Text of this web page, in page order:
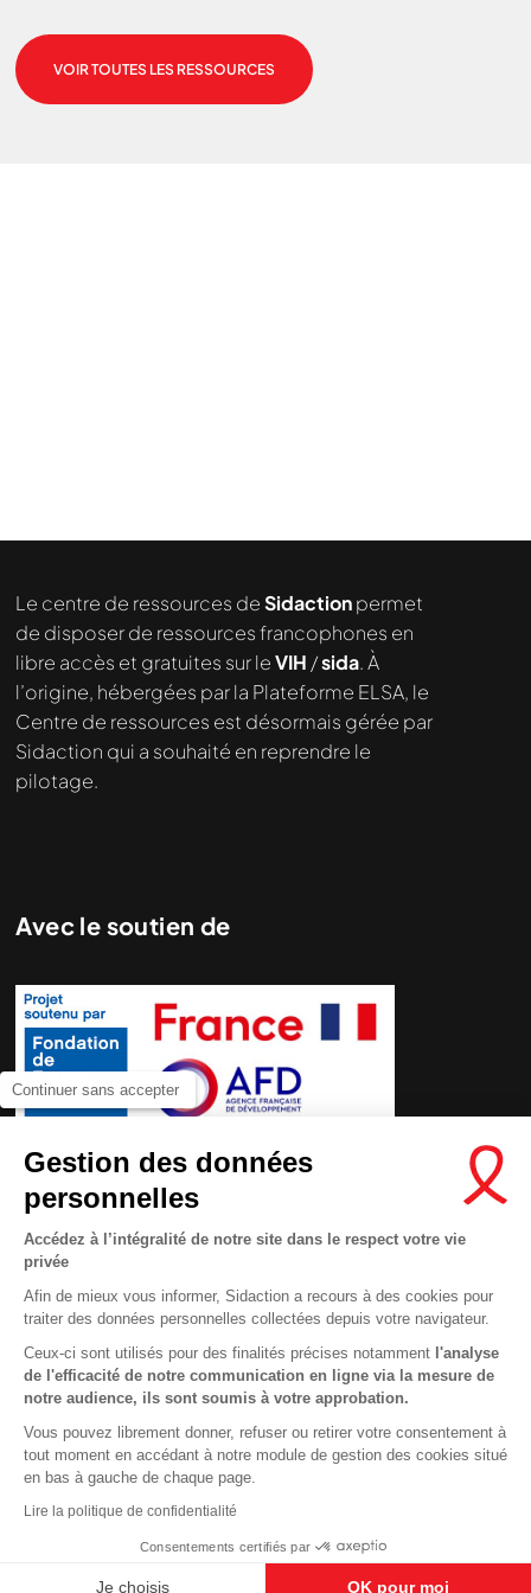
Continuer sans accepter
Gestion des données
personnelles
Accédez à l’intégralité de notre site dans le respect votre vie
privée
Afin de mieux vous informer, Sidaction a recours à des cookies pour
traiter des données personnelles collectées depuis votre navigateur.
Ceux-ci sont utilisés pour des finalités précises notamment l'analyse
de l'efficacité de notre communication en ligne via la mesure de
notre audience, ils sont soumis à votre approbation.
Vous pouvez librement donner, refuser ou retirer votre consentement à
tout moment en accédant à notre module de gestion des cookies situé
en bas à gauche de chaque page.
Lire la politique de confidentialité
Consentements certifiés par
Je choisis OK pour moi
VOIR TOUTES LES RESSOURCES
Le centre de ressources deSidactionpermet
de disposer de ressources francophones en
libre accès et gratuites sur leVIH /sida. À
l’origine, hébergées par la Plateforme ELSA, le
Centre de ressources est désormais gérée par
Sidaction qui a souhaité en reprendre le
pilotage.
Avec le soutien de
Contactez-nous
Newsletter
Nous suivre sur les réseaux :
This site uses cookies and gives you control over what you want to
En savoir plus